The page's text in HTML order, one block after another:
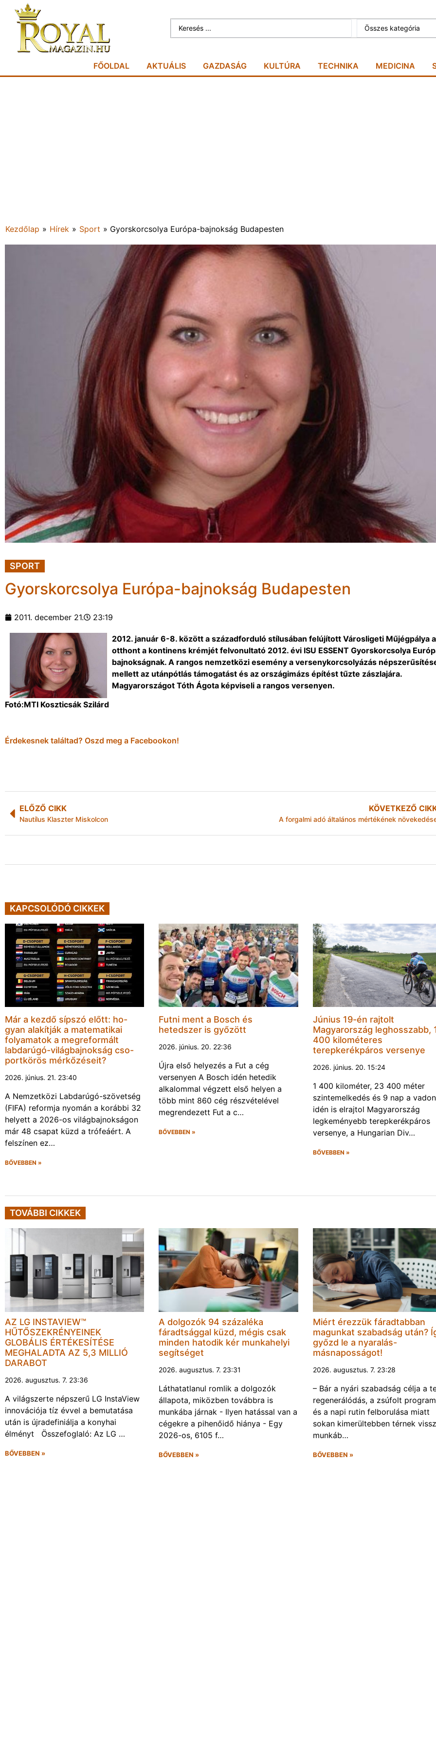
Összes kategória
FŐOLDAL AKTUÁLIS GAZDASÁG KULTÚRA TECHNIKA MEDICINA
Kezdőlap » Hírek » Sport » Gyorskorcsolya Európa-bajnokság Budapesten
SPORT
Gyorskorcsolya Európa-bajnokság Budapesten
2011. december 21. 23:19
2012. január 6-8. között a századforduló stílusában felújított Városligeti Műjégpálya
otthont a kontinens krémjét felvonultató 2012. évi ISU ESSENT Gyorskorcsolya
bajnokságnak. A rangos nemzetközi esemény a versenykorcsolyázás
mellett az utánpótlás támogatást és az országimázs építést tűzte zászlajára.
Magyarországot Tóth Ágota képviseli a rangos versenyen.
Fotó:MTI Koszticsák Szilárd
Érdekesnek találtad? Oszd meg a Facebookon!
ELŐZŐ CIKK
Nautílus Klaszter Miskolcon
KÖVETKEZŐ
A forgalmi adó általános mértékének
KAPCSOLÓDÓ CIKKEK
Már a kezdő sípszó előtt: ho-
gyan alakítják a matematikai
folyamatok a megreformált
labdarúgó-világbajnokság cso-
portkörös mérkőzéseit?
2026. június. 21. 23:40
A Nemzetközi Labdarúgó-szövetség
(FIFA) reformja nyomán a korábbi 32
helyett a 2026-os világbajnokságon
már 48 csapat küzd a trófeáért. A
felszínen ez…
BŐVEBBEN »
Futni ment a Bosch és
hetedszer is győzött
2026. június. 20. 22:36
Újra első helyezés a Fut a cég
versenyen A Bosch idén hetedik
alkalommal végzett első helyen a
több mint 860 cég részvételével
megrendezett Fut a c…
BŐVEBBEN »
Június 19-én rajtolt
Magyarország leghosszabb,
400 kilométeres
terepkerékpáros versenye
2026. június. 20. 15:24
1 400 kilométer, 23 400 méter
szintemelkedés és 9 nap a
idén is elrajtol Magyarország
legkeményebb terepkerékpáros
versenye, a Hungarian Div…
BŐVEBBEN »
TOVÁBBI CIKKEK
AZ LG INSTAVIEW™
HŰTŐSZEKRÉNYEINEK
GLOBÁLIS ÉRTÉKESÍTÉSE
MEGHALADTA AZ 5,3 MILLIÓ
DARABOT
2026. augusztus. 7. 23:36
A világszerte népszerű LG InstaView
innovációja tíz évvel a bemutatása
után is újradefiniálja a konyhai
élményt Összefoglaló: Az LG …
BŐVEBBEN »
A dolgozók 94 százaléka
fáradtsággal küzd, mégis csak
minden hatodik kér munkahelyi
segítséget
2026. augusztus. 7. 23:31
Láthatatlanul romlik a dolgozók
állapota, miközben továbbra is
munkába járnak - Ilyen hatással van a
cégekre a pihenőidő hiánya - Egy
2026-os, 6105 f…
BŐVEBBEN »
Miért érezzük fáradtabban
magunkat szabadság után?
győzd le a nyaralás-
másnaposságot!
2026. augusztus. 7. 23:28
– Bár a nyári szabadság célja a
regenerálódás, a zsúfolt
és a napi rutin felborulása miatt
sokan kimerültebben térnek
munkáb…
BŐVEBBEN »